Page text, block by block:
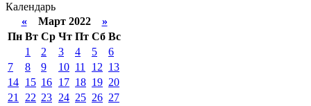
Календарь
«Март 2022 »
Пн Вт Ср Чт Пт Сб Вс
1
2 3 4 5
6
7
8 9 10 11 12 13
14 15 16 17 18 19 20
21
22 23 24 25 26 27